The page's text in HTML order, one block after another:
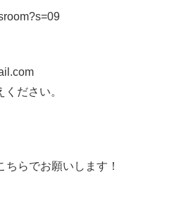
ださい。
らでお願いします！